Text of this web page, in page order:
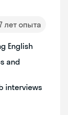
лет опыта
English
and
interviews